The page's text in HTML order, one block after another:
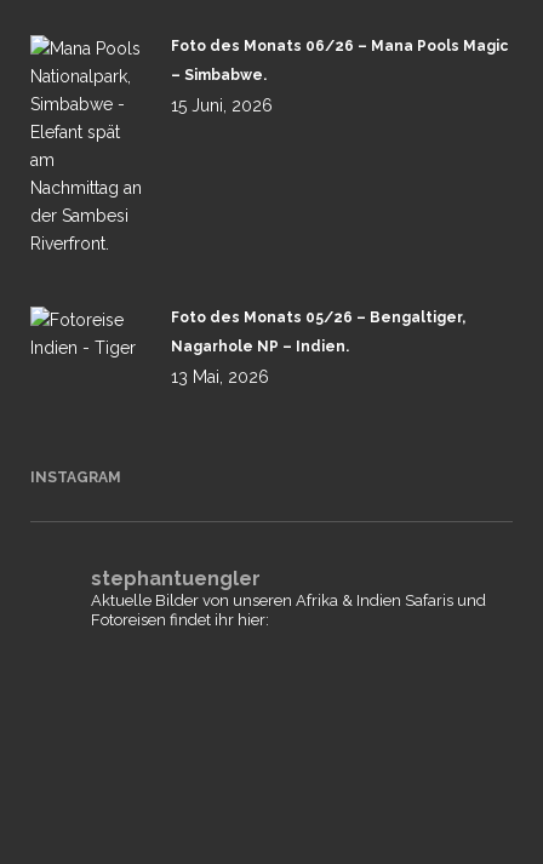
Foto des Monats 06/26 – Mana Pools Magic
– Simbabwe.
15 Juni, 2026
Foto des Monats 05/26 – Bengaltiger,
Nagarhole NP – Indien.
13 Mai, 2026
INSTAGRAM
stephantuengler
Aktuelle Bilder von unseren Afrika & Indien Safaris und
Fotoreisen findet ihr hier: